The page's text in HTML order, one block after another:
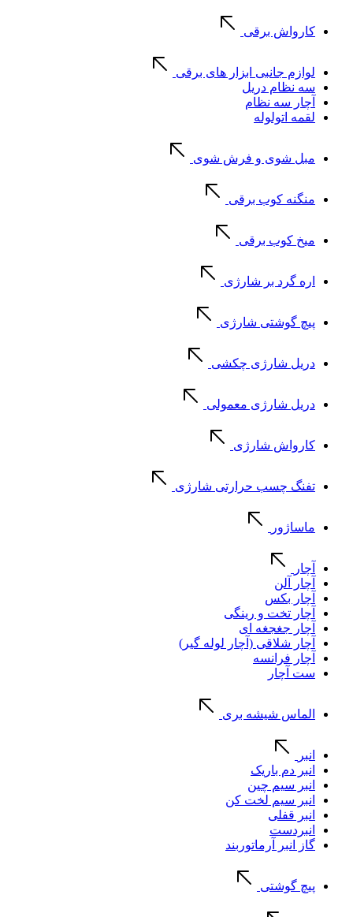
کارواش برقی
لوازم جانبی ابزار های برقی
سه نظام دریل
آچار سه نظام
لقمه اتولوله
مبل شوی و فرش شوی
منگنه کوب برقی
میخ کوب برقی
اره گرد بر شارژی
پیچ گوشتی شارژی
دریل شارژی چکشی
دریل شارژی معمولی
کارواش شارژی
تفنگ چسب حرارتی شارژی
ماساژور
آچار
آچار آلن
آچار بکس
آچار تخت و رینگی
آچار جغجغه ای
آچار شلاقی (آچار لوله گیر)
آچار فرانسه
ست آچار
الماس شیشه بری
انبر
انبر دم باریک
انبر سیم چین
انبر سیم لخت کن
انبر قفلی
انبردست
گاز انبر آرماتوربند
پیچ گوشتی